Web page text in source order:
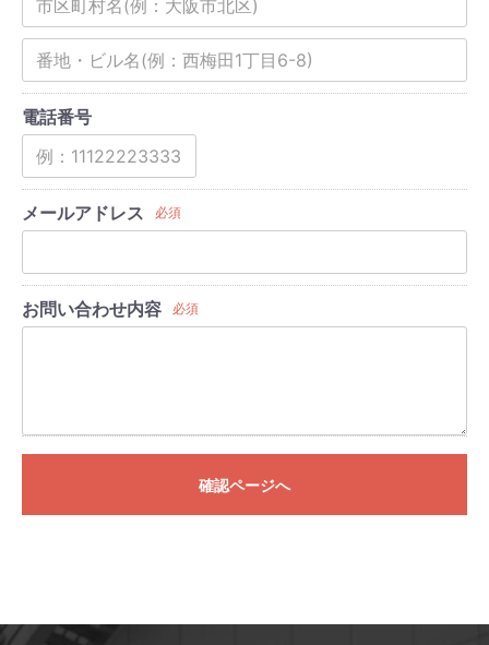
電話番号
メールアドレス 必須
お問い合わせ内容 必須
確認ページへ